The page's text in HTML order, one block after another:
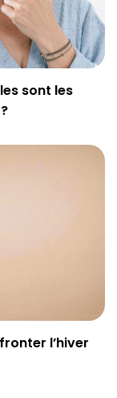
sont les
l’hiver